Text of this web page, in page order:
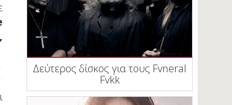
Δεύτερος δίσκος για τους Fvneral
Fvkk